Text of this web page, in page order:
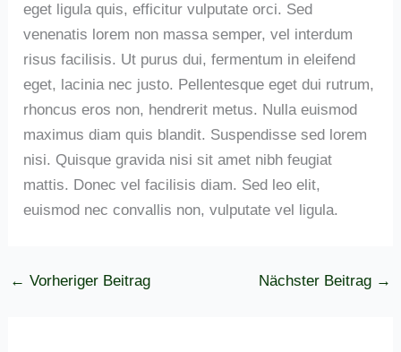
eget ligula quis, efficitur vulputate orci. Sed
venenatis lorem non massa semper, vel interdum
risus facilisis. Ut purus dui, fermentum in eleifend
eget, lacinia nec justo. Pellentesque eget dui rutrum,
rhoncus eros non, hendrerit metus. Nulla euismod
maximus diam quis blandit. Suspendisse sed lorem
nisi. Quisque gravida nisi sit amet nibh feugiat
mattis. Donec vel facilisis diam. Sed leo elit,
euismod nec convallis non, vulputate vel ligula.
← Vorheriger Beitrag Nächster Beitrag →